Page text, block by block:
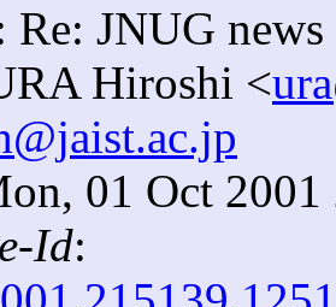
Re: JNUG
Hiroshi <
01 Oct
Id: